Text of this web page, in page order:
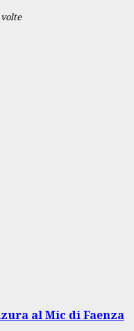
al Mic di Faenza